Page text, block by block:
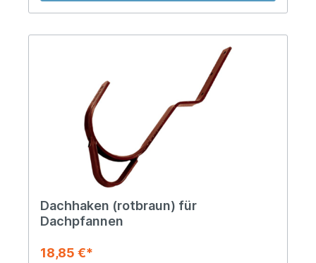
Dachhaken (rotbraun) für
Dachpfannen
18,85 €*